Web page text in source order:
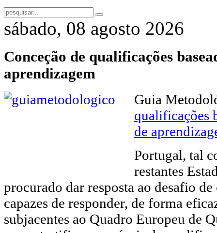
sábado, 08 agosto 2026
Conceção de qualificações
aprendizagem
Guia
qualificações
de
Portugal, tal
restantes
procurado dar resposta ao desafio
capazes de responder, de forma
subjacentes ao Quadro Europeu de